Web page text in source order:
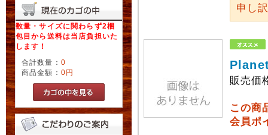
数量・サイズに関わらず2梱
包目から送料は当店負担いた
します！
合計数量： 0
商品金額： 0円
申し
販売価
この商
会員ポ